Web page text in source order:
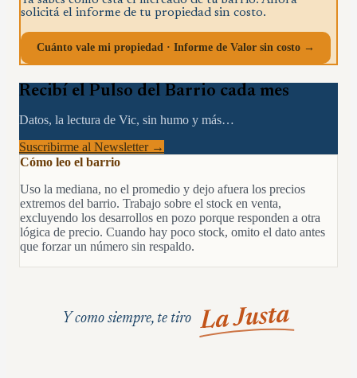
solicitá el informe de tu propiedad sin costo.
Cuánto vale mi propiedad · Informe de Valor sin costo →
Recibí el Pulso del Barrio cada mes
Datos, la lectura de Vic, sin humo y más…
Suscribirme al Newsletter →
Cómo leo el barrio
Uso la mediana, no el promedio y dejo afuera los precios
extremos del barrio. Trabajo sobre el stock en venta,
excluyendo los desarrollos en pozo porque responden a otra
lógica de precio. Cuando hay poco stock, omito el dato antes
que forzar un número sin respaldo.
Y como siempre, te tiro La Justa